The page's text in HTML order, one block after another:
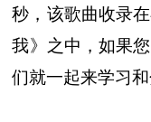
秒，该歌曲收录
我》之中，如果
们就一起来学习